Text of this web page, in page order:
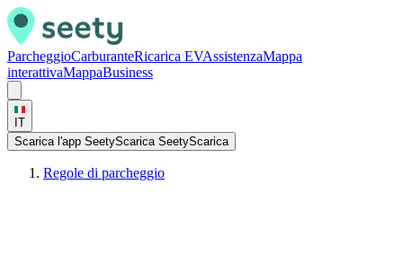
ParcheggioCarburanteRicarica EVAssistenzaMappa
interattivaMappaBusiness
IT
Scarica l'app SeetyScarica SeetyScarica
Regole di parcheggio